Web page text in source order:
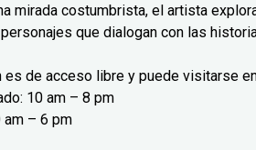
mirada costumbrista, el artista
que dialogan con las
es de acceso libre y puede visitarse
10 am – 8 pm
am – 6 pm